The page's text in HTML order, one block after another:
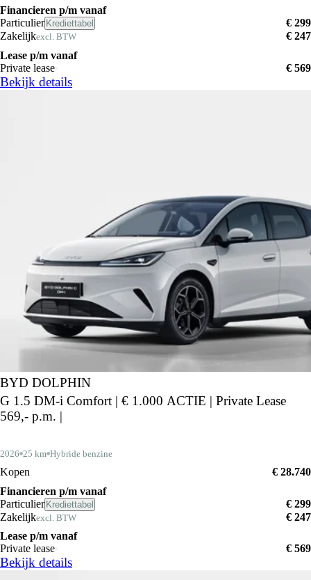
Financieren p/m vanaf
Particulier Krediettabel
€ 299
Zakelijkexcl. BTW
€ 247
Lease p/m vanaf
Private lease
€ 569
Bekijk details
BYD DOLPHIN
G 1.5 DM-i Comfort | € 1.000 ACTIE | Private Lease
569,- p.m. |
2026 25 km Hybride benzine
Kopen
€ 28.740
Financieren p/m vanaf
Particulier Krediettabel
€ 299
Zakelijkexcl. BTW
€ 247
Lease p/m vanaf
Private lease
€ 569
Bekijk details